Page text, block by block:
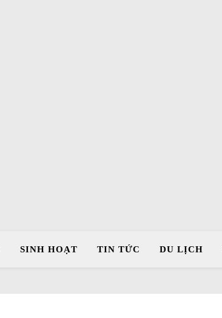
SINH HOẠT TIN TỨC DU LỊCH